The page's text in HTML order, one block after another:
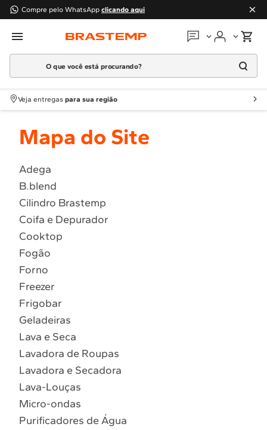
Compre pelo WhatsApp clicando aqui
Em que podemos
Atendimento Brastemp
Localizar assistência técnica
O que você está procurando?
Termos mais buscados
1º Geladeira
2
Fogao
4 º Lava Louça
5 º Cooktop
6º Microondas Brastemp
7º Forno
8º Embutir
9º Lava Seca
Veja entregas para sua região
Mapa do Site
Adega
B.blend
Cilindro Brastemp
Coifa e Depurador
Cooktop
Fogão
Forno
Freezer
Frigobar
Geladeiras
Lava e Seca
Lavadora de Roupas
Lavadora e Secadora
Lava-Louças
Micro-ondas
Purificadores de Água